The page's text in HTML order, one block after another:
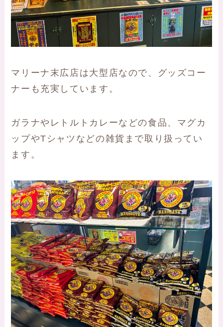
マリーナ末広店は大型店なので、グッズコー
ナーも充実しています。
ガラナやレトルトカレーなどの食品、マグカ
ップやTシャツなどの雑貨まで取り扱ってい
ます。